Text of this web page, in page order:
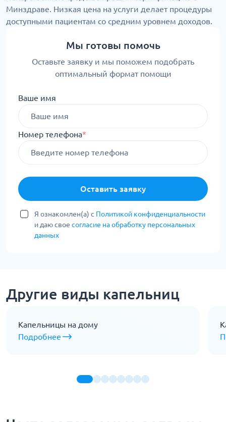
Минздраве. Низкая цена на услуги делает процедуры
доступными пациентам со средним уровнем доходов.
Мы готовы помочь
Оставьте заявку и мы поможем подобрать
оптимальный формат помощи
Ваше имя
Номер телефона*
Оставить заявку
Я ознакомлен(а) с Политикой конфиденциальности
и даю свое согласие на обработку персональных
данных
Другие виды капельниц
Капельницы на дому
Подробнее